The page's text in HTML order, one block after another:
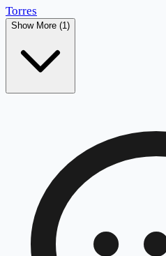
Torres
Show More (1)